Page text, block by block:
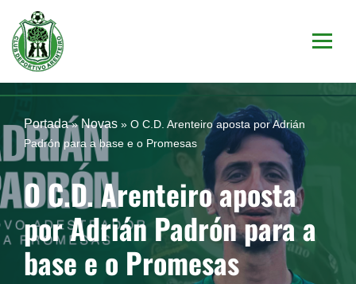
Saltar
al
contenido
Portada» Novas » O C.D. Arenteiro aposta por Adrián
Padrón para a base e o Promesas
O C.D. Arenteiro aposta
por Adrián Padrón para a
base e o Promesas